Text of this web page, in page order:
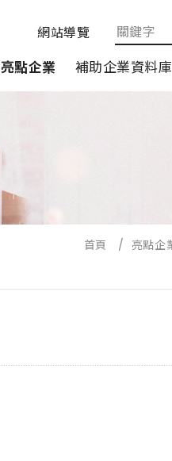
網站導覽
亮點企業 補助企業資料庫
首頁 / 亮點企